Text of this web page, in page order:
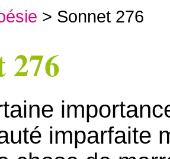
> Sonnet 276
276
imparfaite